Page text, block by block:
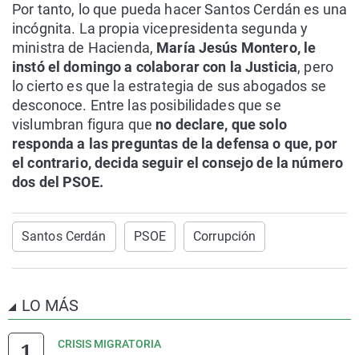
Por tanto, lo que pueda hacer Santos Cerdán es una
incógnita. La propia vicepresidenta segunda y
ministra de Hacienda, María Jesús Montero, le
instó el domingo a colaborar con la Justicia, pero
lo cierto es que la estrategia de sus abogados se
desconoce. Entre las posibilidades que se
vislumbran figura que no declare, que solo
responda a las preguntas de la defensa o que, por
el contrario, decida seguir el consejo de la número
dos del PSOE.
Santos Cerdán PSOE Corrupción
LO MÁS
CRISIS MIGRATORIA